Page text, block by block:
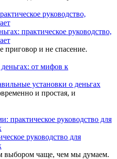
практическое руководство,
приговор и не спасение.
установки о деньгах
и простая, и
руководство для
выбором чаще, чем мы думаем.